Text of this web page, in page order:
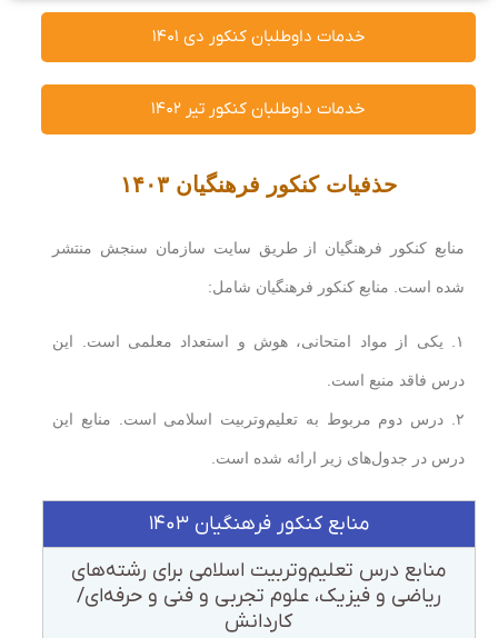
خدمات داوطلبان کنکور دی ۱۴۰۱
خدمات داوطلبان کنکور تیر ۱۴۰۲
حذفیات کنکور فرهنگیان ۱۴۰۳
منابع کنکور فرهنگیان از طریق سایت سازمان سنجش منتشر
شده است. منابع کنکور فرهنگیان شامل:
۱. یکی از مواد امتحانی، هوش و استعداد معلمی است. این
درس فاقد منبع است.
۲. درس دوم مربوط به تعلیم‌وتربیت اسلامی است. منابع این
درس در جدول‌های زیر ارائه شده است.
منابع کنکور فرهنگیان ۱۴۰۳
منابع درس تعلیم‌وتربیت اسلامی برای رشته‌های
ریاضی و فیزیک، علوم تجربی و فنی و حرفه‌ای/
کاردانش